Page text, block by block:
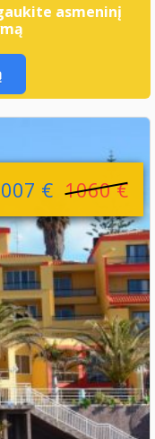
asmeninį
€ 1060 €